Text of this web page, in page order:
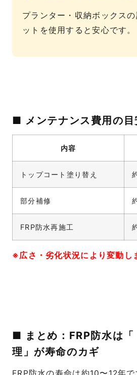
プランター・収納ボックス
ットを使用すると安心です。
■ メンテナンス費用の目
内容
トップコート塗り替え
部分補修
FRP防水再施工
※広さ・劣化状況により変動し
■ まとめ：FRP防水は「
理」が寿命のカギ
FRP防水の寿命は約10〜12年で